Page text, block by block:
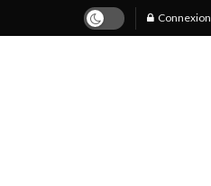
Connexion